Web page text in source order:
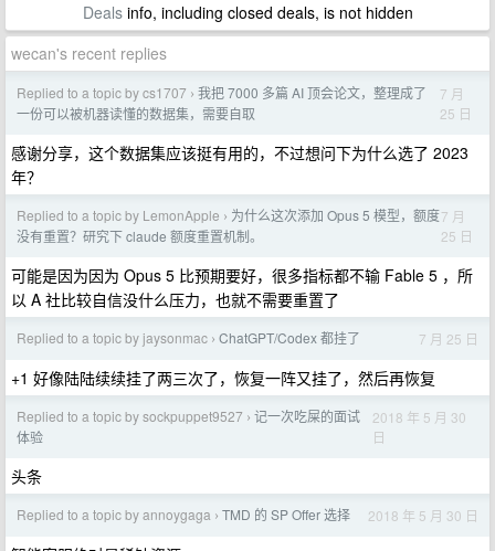
Dealsinfo, including closed deals, is not hidden
wecan's recent replies
Replied to a topic by cs1707 › 我把 7000 多篇 AI 顶会论文，整理成了
一份可以被机器读懂的数据集，需要自取
7 月
25 日
感谢分享，这个数据集应该挺有用的，不过想问下为什么选了 2023
年？
Replied to a topic by LemonApple › 为什么这次添加 Opus 5 模型，额度
没有重置？研究下 claude 额度重置机制。
7 月
25 日
可能是因为因为 Opus 5 比预期要好，很多指标都不输 Fable 5 ，所
以 A 社比较自信没什么压力，也就不需要重置了
Replied to a topic by jaysonmac › ChatGPT/Codex 都挂了 7 月 25 日
+1 好像陆陆续续挂了两三次了，恢复一阵又挂了，然后再恢复
Replied to a topic by sockpuppet9527 › 记一次吃屎的面试
体验
2018 年 5 月 30
日
头条
Replied to a topic by annoygaga › TMD 的 SP Offer 选择 2018 年 5 月 30 日